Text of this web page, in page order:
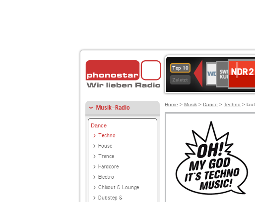
Top 10
Zuletzt
SWR3
WDR
4
BR-
KLASSIK
Kultur
ANTENNE
BAYERN
2
Kultur
2
Musik-Radio
Dance
Techno
House
Trance
Hardcore
Electro
Chillout & Lounge
Dubstep &
Home > Musik > Dance > Techno >